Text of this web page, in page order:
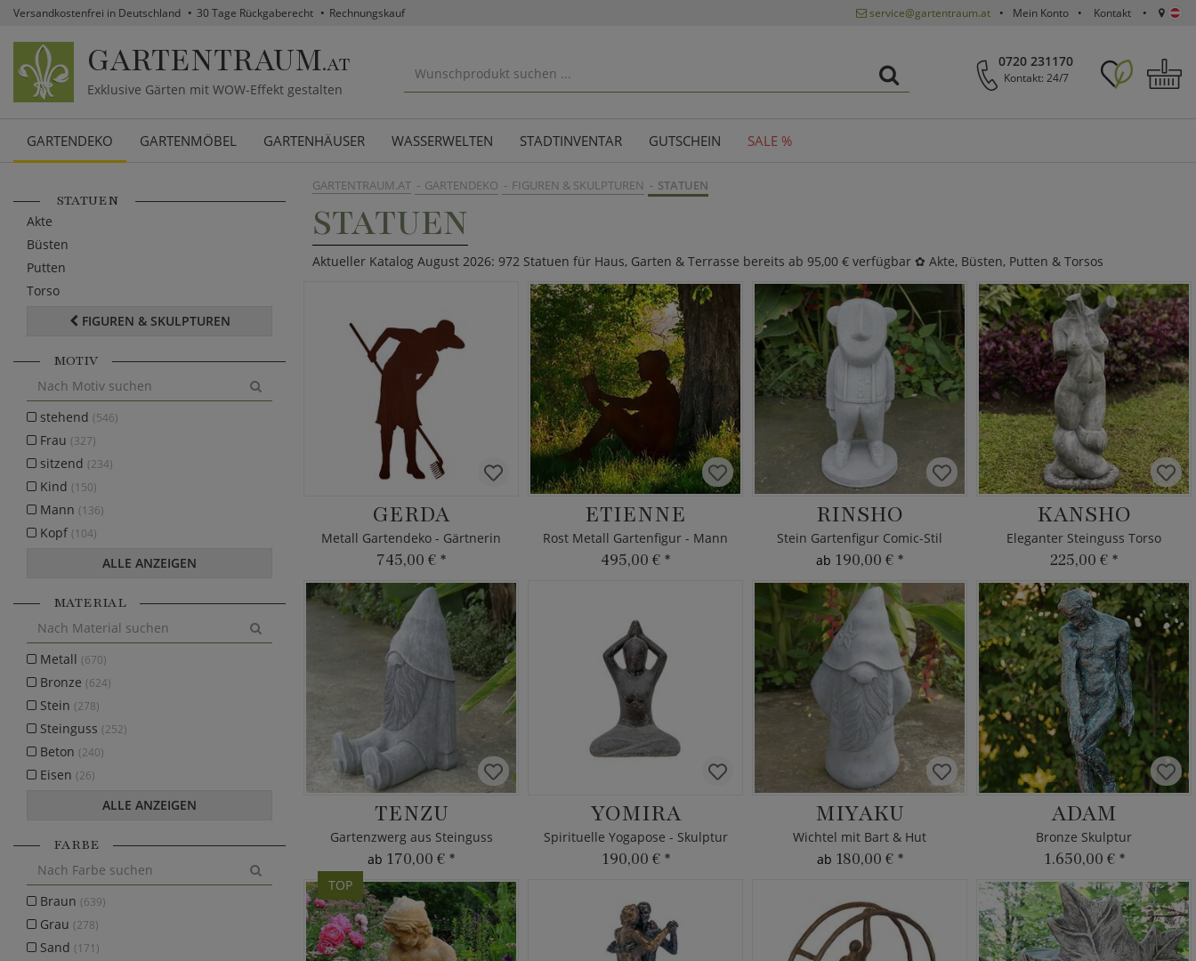
Versandkostenfrei in Deutschland 30 Tage Rückgaberecht Rechnungskauf service@gartentraum.at Mein Konto Kontakt
GARTENTRAUM.AT
Exklusive Gärten mit WOW-Effekt gestalten
0720 231170
Kontakt: 24/7
GARTENDEKO GARTENMÖBEL GARTENHÄUSER WASSERWELTEN STADTINVENTAR GUTSCHEIN SALE %
GARTENTRAUM.AT GARTENDEKO FIGUREN & SKULPTUREN STATUEN
STATUEN
Aktueller Katalog August 2026: 972 Statuen für Haus, Garten & Terrasse bereits ab 95,00 € verfügbar ✿ Akte, Büsten, Putten & Torsos
GERDA
Metall Gartendeko - Gärtnerin
745,00 € *
ETIENNE
Rost Metall Gartenfigur - Mann
495,00 € *
RINSHO
Stein Gartenfigur Comic-Stil
ab 190,00 € *
KANSHO
Eleganter Steinguss Torso
225,00 € *
TENZU
Gartenzwerg aus Steinguss
ab 170,00 € *
YOMIRA
Spirituelle Yogapose - Skulptur
190,00 € *
MIYAKU
Wichtel mit Bart & Hut
ab 180,00 € *
ADAM
Bronze Skulptur
1.650,00 € *
TOP
STATUEN
Akte
Büsten
Putten
Torso
FIGUREN & SKULPTUREN
MOTIV
stehend (546)
Frau (327)
sitzend (234)
Kind (150)
Mann (136)
Kopf (104)
ALLE ANZEIGEN
MATERIAL
Metall (670)
Bronze (624)
Stein (278)
Steinguss (252)
Beton (240)
Eisen (26)
ALLE ANZEIGEN
FARBE
Braun (639)
Grau (278)
Sand (171)